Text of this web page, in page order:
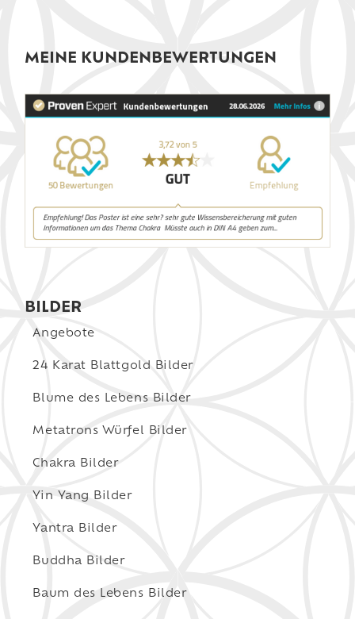
MEINE KUNDENBEWERTUNGEN
BILDER
Angebote
24 Karat Blattgold Bilder
Blume des Lebens Bilder
Metatrons Würfel Bilder
Chakra Bilder
Yin Yang Bilder
Yantra Bilder
Buddha Bilder
Baum des Lebens Bilder